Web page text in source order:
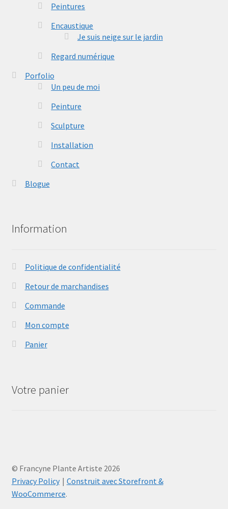
Peintures
Encaustique
Je suis neige sur le jardin
Regard numérique
Porfolio
Un peu de moi
Peinture
Sculpture
Installation
Contact
Blogue
Information
Politique de confidentialité
Retour de marchandises
Commande
Mon compte
Panier
Votre panier
© Francyne Plante Artiste 2026
Privacy Policy
Construit avec Storefront &
WooCommerce.